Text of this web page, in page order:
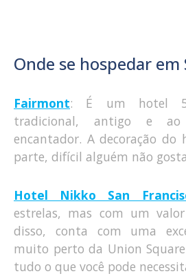
Onde se hospedar em
Fairmont: É um hotel 5
tradicional, antigo e ao
encantador. A decoração
parte, difícil alguém não
Hotel Nikko San
estrelas, mas com um
disso, conta com uma
muito perto da Union
tudo o que você pode